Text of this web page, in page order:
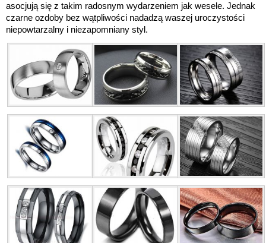
asocjują się z takim radosnym wydarzeniem jak wesele. Jednak
czarne ozdoby bez wątpliwości nadadzą waszej uroczystości
niepowtarzalny i niezapomniany styl.